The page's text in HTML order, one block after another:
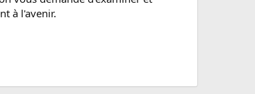
à l'avenir.